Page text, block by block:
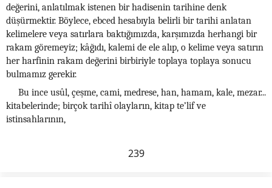
değerini, anlatılmak istenen bir hadisenin tarihine denk
düşürmektir. Böylece, ebced hesabıyla belirli bir tarihi anlatan
kelimelere veya satırlara baktığımızda, karşımızda herhangi bir
rakam göremeyiz; kâğıdı, kalemi de ele alıp, o kelime veya satırın
her harfinin rakam değerini birbiriyle toplaya toplaya sonucu
bulmamız gerekir.
Bu ince usûl, çeşme, cami, medrese, han, hamam, kale, mezar...
kitabelerinde; birçok tarihî olayların, kitap te’lif ve
istinsahlarının,
239